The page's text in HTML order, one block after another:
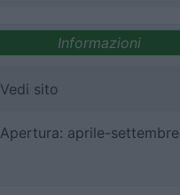
Informazioni
Vedi sito
Apertura: aprile-settembre